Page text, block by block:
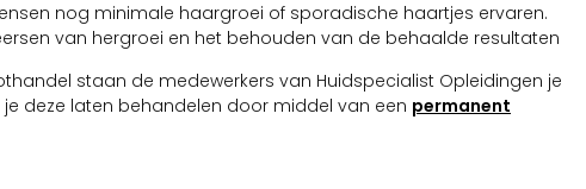
nog minimale haargroei of sporadische haartjes ervaren.
van hergroei en het behouden van de behaalde resultaten
staan de medewerkers van Huidspecialist Opleidingen je
deze laten behandelen door middel van een permanent